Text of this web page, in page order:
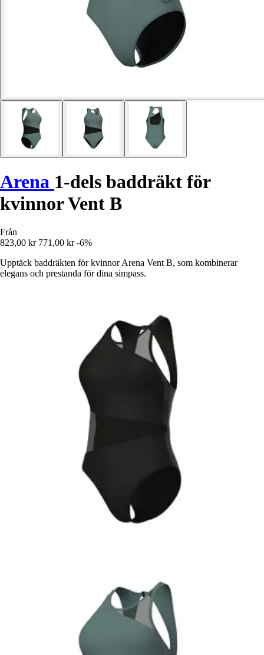
Arena 1-dels baddräkt för
kvinnor Vent B
Från
823,00 kr 771,00 kr -6%
Upptäck baddräkten för kvinnor Arena Vent B, som kombinerar
elegans och prestanda för dina simpass.